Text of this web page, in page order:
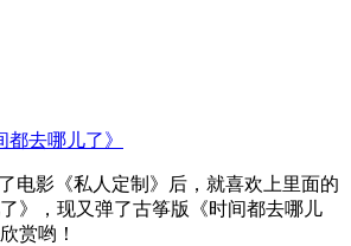
去哪儿了》
影《私人定制》后，就喜欢上里面的
》，现又弹了古筝版《时间都去哪儿
赏哟！